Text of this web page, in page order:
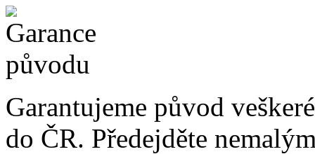
Garantujeme původ
do ČR. Předejděte